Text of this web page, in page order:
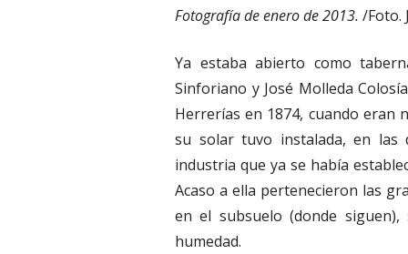
Fotografía de enero de 2013. /Foto.
Ya estaba abierto como
Sinforiano y José Molleda
Herrerías en 1874, cuando eran
su solar tuvo instalada, en las
industria que ya se había
Acaso a ella pertenecieron las
en el subsuelo (donde
humedad.